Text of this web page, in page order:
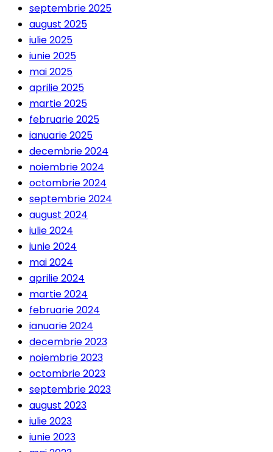
septembrie 2025
august 2025
iulie 2025
iunie 2025
mai 2025
aprilie 2025
martie 2025
februarie 2025
ianuarie 2025
decembrie 2024
noiembrie 2024
octombrie 2024
septembrie 2024
august 2024
iulie 2024
iunie 2024
mai 2024
aprilie 2024
martie 2024
februarie 2024
ianuarie 2024
decembrie 2023
noiembrie 2023
octombrie 2023
septembrie 2023
august 2023
iulie 2023
iunie 2023